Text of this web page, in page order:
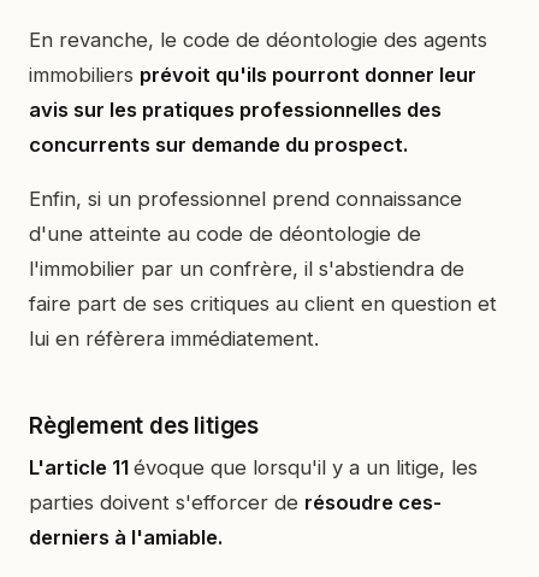
En revanche, le code de déontologie des agents
immobiliers prévoit qu'ils pourront donner leur
avis sur les pratiques professionnelles des
concurrents sur demande du prospect.
Enfin, si un professionnel prend connaissance
d'une atteinte au code de déontologie de
l'immobilier par un confrère, il s'abstiendra de
faire part de ses critiques au client en question et
lui en réfèrera immédiatement.
Règlement des litiges
L'article 11 évoque que lorsqu'il y a un litige, les
parties doivent s'efforcer de résoudre ces-
derniers à l'amiable.